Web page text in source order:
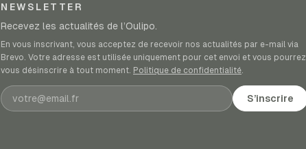
NEWSLETTER
Recevez les actualités de l’Oulipo.
En vous inscrivant, vous acceptez de recevoir nos actualités par e-mail via
Brevo. Votre adresse est utilisée uniquement pour cet envoi et vous pourrez
vous désinscrire à tout moment. Politique de confidentialité.
Adresse e-mail S’inscrire